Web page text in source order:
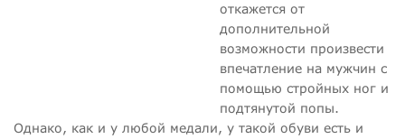
откажется от
дополнительной
возможности произвести
впечатление на мужчин с
помощью стройных ног и
подтянутой попы.
Однако, как и у любой медали, у такой обуви есть и